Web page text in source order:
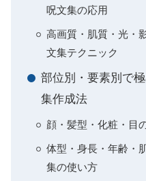
呪文集の応用
高画質・肌質・光・
文集テクニック
部位別・要素別で
集作成法
顔・髪型・化粧・目
体型・身長・年齢・
集の使い方